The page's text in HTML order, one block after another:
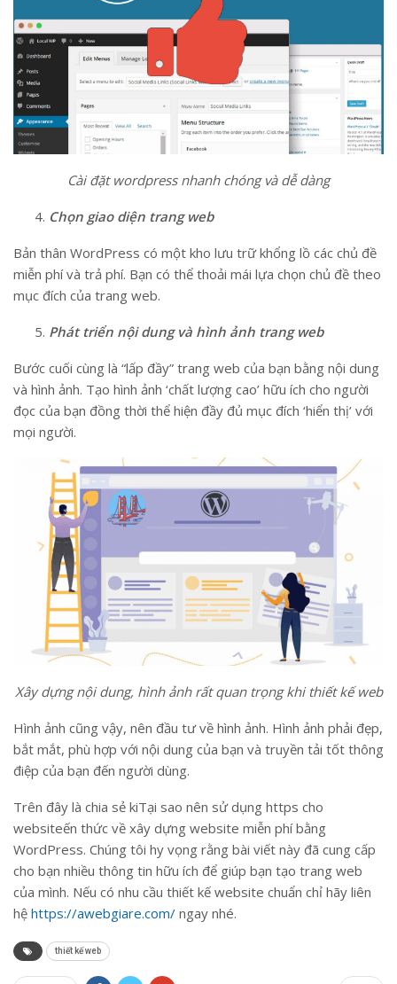
Cài đặt wordpress nhanh chóng và dễ dàng
Chọn giao diện trang web
Bản thân WordPress có một kho lưu trữ khổng lồ các chủ đề
miễn phí và trả phí. Bạn có thể thoải mái lựa chọn chủ đề theo
mục đích của trang web.
Phát triển nội dung và hình ảnh trang web
Bước cuối cùng là “lấp đầy” trang web của bạn bằng nội dung
và hình ảnh. Tạo hình ảnh ‘chất lượng cao’ hữu ích cho người
đọc của bạn đồng thời thể hiện đầy đủ mục đích ‘hiển thị’ với
mọi người.
Xây dựng nội dung, hình ảnh rất quan trọng khi thiết kế web
Hình ảnh cũng vậy, nên đầu tư về hình ảnh. Hình ảnh phải đẹp,
bắt mắt, phù hợp với nội dung của bạn và truyền tải tốt thông
điệp của bạn đến người dùng.
Trên đây là chia sẻ kiTại sao nên sử dụng https cho
websiteến ​​thức về xây dựng website miễn phí bằng
WordPress. Chúng tôi hy vọng rằng bài viết này đã cung cấp
cho bạn nhiều thông tin hữu ích để giúp bạn tạo trang web
của mình. Nếu có nhu cầu thiết kế website chuẩn chỉ hãy liên
hệ https://awebgiare.com/ ngay nhé.
thiết kế web